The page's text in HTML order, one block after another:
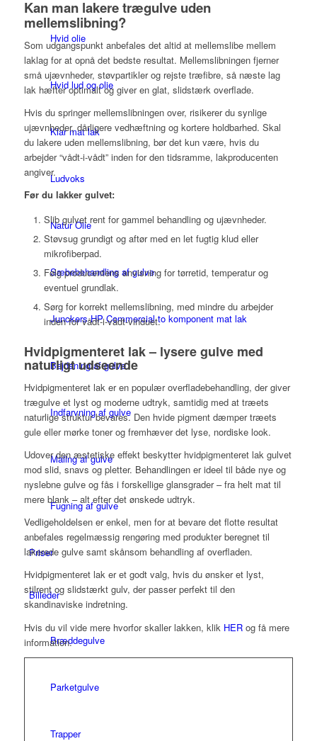
Hvid olie
Hvid lud og olie
Klar mat lak
Ludvoks
Natur Olie
Sæbebehandling af gulve
Junckers HP Commercial to komponent mat lak
Bejdsning af gulve
Indfarvning af gulve
Maling af gulve
Fugning af gulve
Priser
Billeder
Bræddegulve
Parketgulve
Trapper
Kan man lakere trægulve uden
mellemslibning?
Som udgangspunkt anbefales det altid at mellemslibe mellem
laklag for at opnå det bedste resultat. Mellemslibningen fjerner
små ujævnheder, støvpartikler og rejste træfibre, så næste lag
lak hæfter optimalt og giver en glat, slidstærk overflade.
Hvis du springer mellemslibningen over, risikerer du synlige
ujævnheder, dårligere vedhæftning og kortere holdbarhed. Skal
du lakere uden mellemslibning, bør det kun være, hvis du
arbejder “vådt-i-vådt” inden for den tidsramme, lakproducenten
angiver.
Før du lakker gulvet:
Slib gulvet rent for gammel behandling og ujævnheder.
Støvsug grundigt og aftør med en let fugtig klud eller
mikrofiberpad.
Følg producentens anvisning for tørretid, temperatur og
eventuel grundlak.
Sørg for korrekt mellemslibning, med mindre du arbejder
inden for vådt-i-vådt-vinduet.
Hvidpigmenteret lak – lysere gulve med
naturligt udseende
Hvidpigmenteret lak er en populær overfladebehandling, der giver
trægulve et lyst og moderne udtryk, samtidig med at træets
naturlige struktur bevares. Den hvide pigment dæmper træets
gule eller mørke toner og fremhæver det lyse, nordiske look.
Udover den æstetiske effekt beskytter hvidpigmenteret lak gulvet
mod slid, snavs og pletter. Behandlingen er ideel til både nye og
nyslebne gulve og fås i forskellige glansgrader – fra helt mat til
mere blank – alt efter det ønskede udtryk.
Vedligeholdelsen er enkel, men for at bevare det flotte resultat
anbefales regelmæssig rengøring med produkter beregnet til
lakerede gulve samt skånsom behandling af overfladen.
Hvidpigmenteret lak er et godt valg, hvis du ønsker et lyst,
stilrent og slidstærkt gulv, der passer perfekt til den
skandinaviske indretning.
Hvis du vil vide mere hvorfor skaller lakken, klik HERog få mere
information.